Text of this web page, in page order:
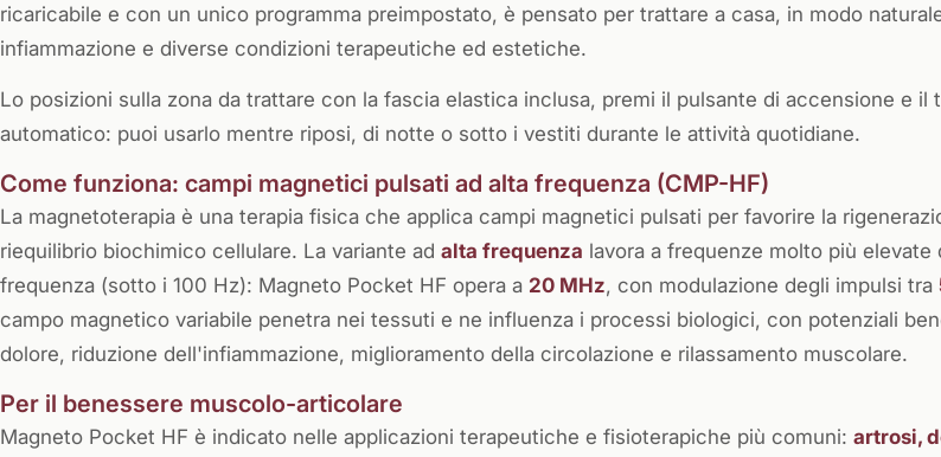
ricaricabile e con un unico programma preimpostato, è pensato per trattare a casa, in modo
infiammazione e diverse condizioni terapeutiche ed estetiche.
Lo posizioni sulla zona da trattare con la fascia elastica inclusa, premi il pulsante di accensione e il
automatico: puoi usarlo mentre riposi, di notte o sotto i vestiti durante le attività quotidiane.
Come funziona: campi magnetici pulsati ad alta frequenza (CMP-HF)
La magnetoterapia è una terapia fisica che applica campi magnetici pulsati per favorire la
riequilibrio biochimico cellulare. La variante ad alta frequenza lavora a frequenze molto più elevate
frequenza (sotto i 100 Hz): Magneto Pocket HF opera a 20 MHz, con modulazione degli impulsi tra
campo magnetico variabile penetra nei tessuti e ne influenza i processi biologici, con potenziali
dolore, riduzione dell'infiammazione, miglioramento della circolazione e rilassamento muscolare.
Per il benessere muscolo-articolare
Magneto Pocket HF è indicato nelle applicazioni terapeutiche e fisioterapiche più comuni: artrosi,